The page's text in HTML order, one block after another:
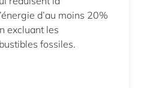
d’au moins 20%
excluant les
fossiles.